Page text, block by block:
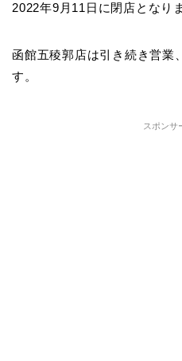
2022年9月11日に閉店となり
函館五稜郭店は引き続き営業
す。
スポンサ